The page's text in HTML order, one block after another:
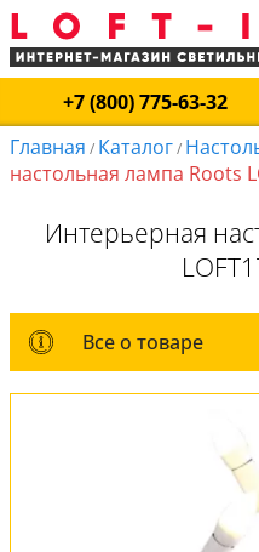
+7 (800) 775-63-32
Главная / Каталог/
настольная лампа Roots
Интерьерная
Все о товаре
Все о товаре
Комплект
Вся коллекция